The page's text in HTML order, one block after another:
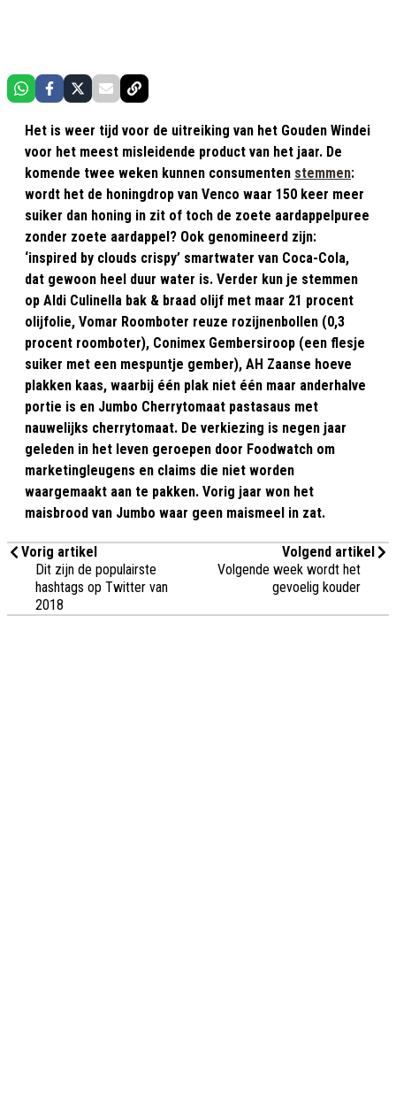
Het is weer tijd voor de uitreiking van het Gouden Windei
voor het meest misleidende product van het jaar. De
komende twee weken kunnen consumenten stemmen:
wordt het de honingdrop van Venco waar 150 keer meer
suiker dan honing in zit of toch de zoete aardappelpuree
zonder zoete aardappel? Ook genomineerd zijn:
‘inspired by clouds crispy’ smartwater van Coca-Cola,
dat gewoon heel duur water is. Verder kun je stemmen
op Aldi Culinella bak & braad olijf met maar 21 procent
olijfolie, Vomar Roomboter reuze rozijnenbollen (0,3
procent roomboter), Conimex Gembersiroop (een flesje
suiker met een mespuntje gember), AH Zaanse hoeve
plakken kaas, waarbij één plak niet één maar anderhalve
portie is en Jumbo Cherrytomaat pastasaus met
nauwelijks cherrytomaat. De verkiezing is negen jaar
geleden in het leven geroepen door Foodwatch om
marketingleugens en claims die niet worden
waargemaakt aan te pakken. Vorig jaar won het
maisbrood van Jumbo waar geen maismeel in zat.
Vorig artikel
Dit zijn de populairste
hashtags op Twitter van
2018
Volgend artikel
Volgende week wordt het
gevoelig kouder